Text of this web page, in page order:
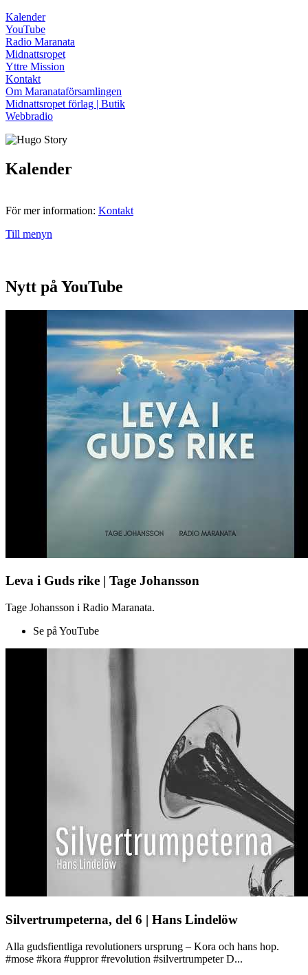
Kalender
YouTube
Radio Maranata
Midnattsropet
Yttre Mission
Kontakt
Om Maranataförsamlingen
Midnattsropet förlag | Butik
Webbradio
Kalender
För mer information: Kontakt
Till menyn
Nytt på YouTube
Leva i Guds rike | Tage Johansson
Tage Johansson i Radio Maranata.
Se på YouTube
Silvertrumpeterna, del 6 | Hans Lindelöw
Alla gudsfientliga revolutioners ursprung – Kora och hans hop.
#mose #kora #uppror #revolution #silvertrumpeter D...